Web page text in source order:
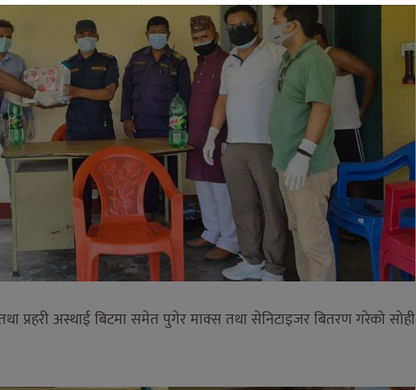
तथा प्रहरी अस्थाई बिटमा समेत पुगेर माक्स तथा सेनिटाइजर बितरण गरेको सोही